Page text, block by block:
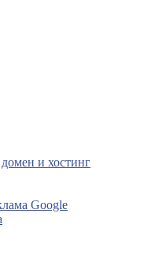
и хостинг
Google